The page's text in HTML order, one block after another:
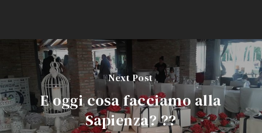
Next Post
E oggi cosa facciamo alla
Sapienza? ??